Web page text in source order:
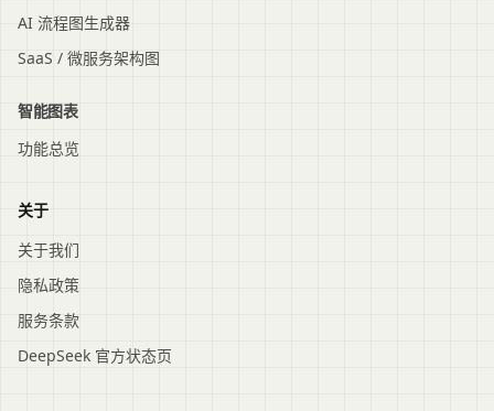
AI 流程图生成器
SaaS / 微服务架构图
智能图表
功能总览
关于
关于我们
隐私政策
服务条款
DeepSeek 官方状态页